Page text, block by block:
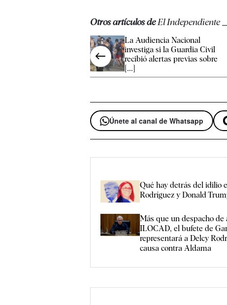
Otros artículos deEl Independiente
La Audiencia Nacional
investiga si la Guardia Civil
recibió alertas previas sobre
[...]
Únete al canal de Whatsapp
Qué hay detrás del idilio
Rodríguez y Donald
Más que un despacho de
ILOCAD, el bufete de
representará a Delcy
causa contra Aldama